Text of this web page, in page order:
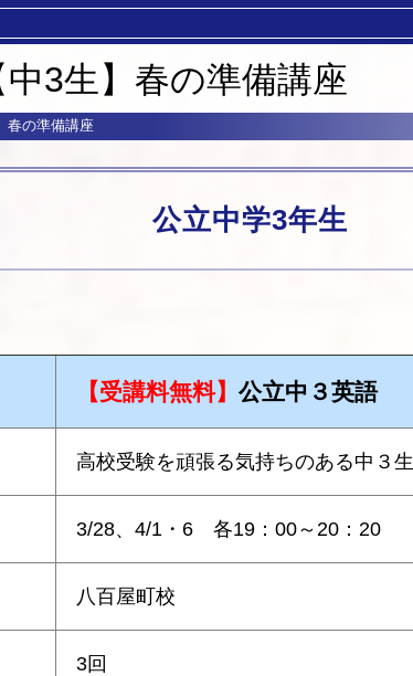
3生】春の準備講座
春の準備講座
公立中学3年生
【受講料無料】 公立中３英語
高校受験を頑張る気持ちのある中３生
3/28、4/1・6 各19：00～20：20
八百屋町校
3回